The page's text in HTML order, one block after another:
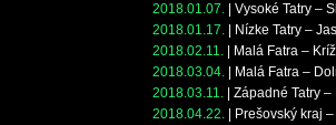
2018.01.07.
Vysoké Tatry –
2018.01.17.
Nízke Tatry –
2018.02.11.
Malá Fatra –
2018.03.04.
Malá Fatra –
2018.03.11.
Západné Tatry
2018.04.22.
Prešovský kraj